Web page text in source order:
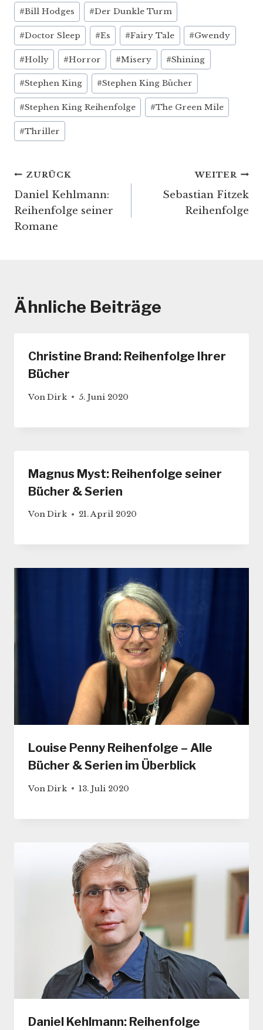
Schlagworte:
#Bill Hodges #Der Dunkle Turm
#Doctor Sleep #Es #Fairy Tale #Gwendy
#Holly #Horror #Misery #Shining
#Stephen King #Stephen King Bücher
#Stephen King Reihenfolge #The Green Mile
#Thriller
Beitragsnavigation
ZURÜCK
Daniel Kehlmann:
Reihenfolge seiner
Romane
WEITER
Sebastian Fitzek
Reihenfolge
Ähnliche Beiträge
Christine Brand: Reihenfolge Ihrer
Bücher
VonDirk 5. Juni 2020
Magnus Myst: Reihenfolge seiner
Bücher & Serien
VonDirk 21. April 2020
Louise Penny Reihenfolge – Alle
Bücher & Serien im Überblick
VonDirk 13. Juli 2020
Daniel Kehlmann: Reihenfolge